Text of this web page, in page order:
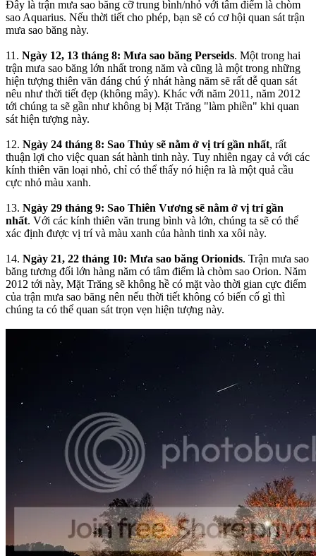
Đây là trận mưa sao băng cỡ trung bình/nhỏ với tâm điểm là chòm
sao Aquarius. Nếu thời tiết cho phép, bạn sẽ có cơ hội quan sát trận
mưa sao băng này.
11. Ngày 12, 13 tháng 8: Mưa sao băng Perseids. Một trong hai
trận mưa sao băng lớn nhất trong năm và cũng là một trong những
hiện tượng thiên văn đáng chú ý nhát hàng năm sẽ rất dễ quan sát
nêu như thời tiết đẹp (không mây). Khác với năm 2011, năm 2012
tới chúng ta sẽ gần như không bị Mặt Trăng "làm phiền" khi quan
sát hiện tượng này.
12. Ngày 24 tháng 8: Sao Thủy sẽ nằm ở vị trí gần nhất, rất
thuận lợi cho việc quan sát hành tinh này. Tuy nhiên ngay cả với các
kính thiên văn loại nhỏ, chỉ có thể thấy nó hiện ra là một quả cầu
cực nhỏ màu xanh.
13. Ngày 29 tháng 9: Sao Thiên Vương sẽ nằm ở vị trí gần
nhất. Với các kính thiên văn trung bình và lớn, chúng ta sẽ có thể
xác định được vị trí và màu xanh của hành tinh xa xôi này.
14. Ngày 21, 22 tháng 10: Mưa sao băng Orionids. Trận mưa sao
băng tương đối lớn hàng năm có tâm điểm là chòm sao Orion. Năm
2012 tới này, Mặt Trăng sẽ không hề có mặt vào thời gian cực điểm
của trận mưa sao băng nên nếu thời tiết không có biến cố gì thì
chúng ta có thể quan sát trọn vẹn hiện tượng này.